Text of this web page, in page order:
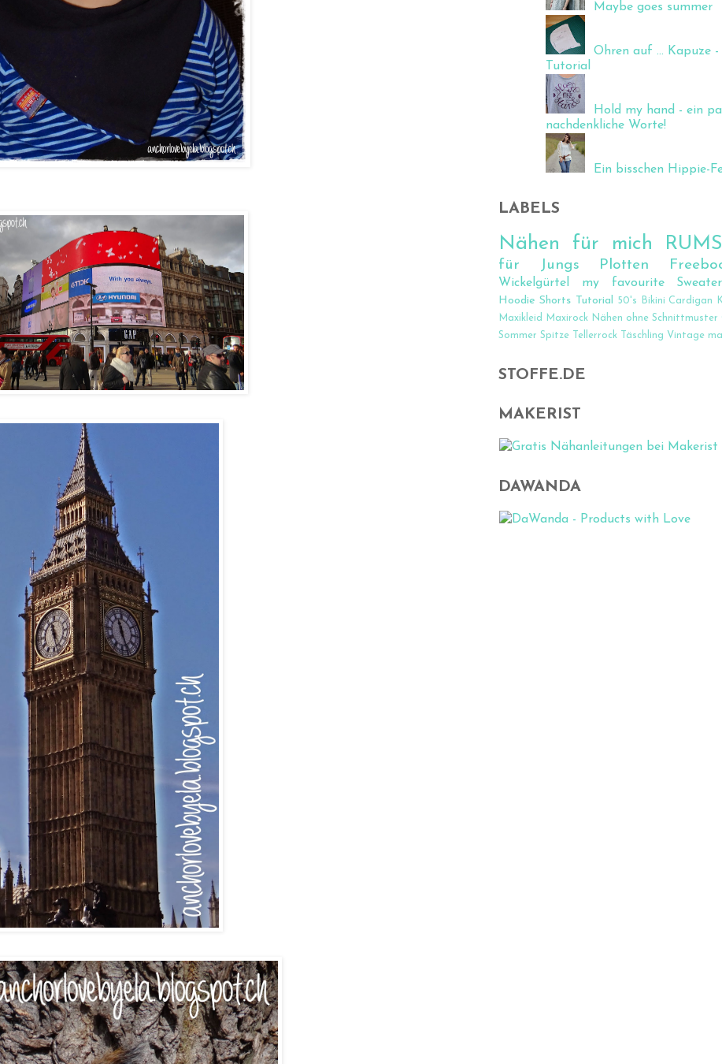
Maybe goes summer
Ohren auf ... Kapuze -
Tutorial
Hold my hand - ein
nachdenkliche Worte!
Ein bisschen Hippie-
LABELS
Nähen für mich
für Jungs Plotten
Wickelgürtel my favourite Sweater
Hoodie Shorts Tutorial 50's Bikini Cardigan
Maxikleid
Maxirock Nähen ohne Schnittmuster
Sommer Spitze Tellerrock Täschling Vintage
STOFFE.DE
MAKERIST
DAWANDA